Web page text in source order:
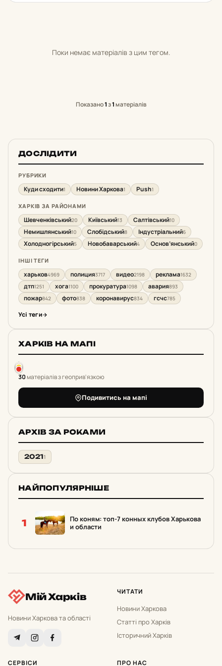
Поки немає матеріалів з цим тегом.
Показано1з1матеріалів
ДОСЛІДИТИ
РУБРИКИ
Куди сходити1 Новини Харкова1 Push1
ХАРКІВ ЗА РАЙОНАМИ
Шевченківський20 Київський13 Салтівський10
Немишлянський10 Слобідський8 Індустріальний6
Холодногірський5 Новобаварський4 Основ’янський0
ІНШІ ТЕГИ
харьков4969 полиция3717 видео2198 реклама1632
дтп1251 хога1100 прокуратура1098 авария893
пожар842 фото838 коронавирус834 гсчс785
Усі теги
ХАРКІВ НА МАПІ
30матеріалів з геоприв'язкою
Подивитись на мапі
АРХІВ ЗА РОКАМИ
20211
НАЙПОПУЛЯРНІШЕ
1
По коням: топ-7 конных клубов Харькова
и области
Мій Харків
Новини Харкова та області
ЧИТАТИ
Новини Харкова
Статті про Харків
Історичний Харків
СЕРВІСИ ПРО НАС